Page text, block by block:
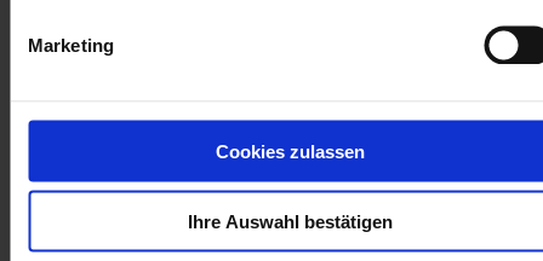
Marketing
Cookies zulassen
Ihre Auswahl bestätigen
with Xing
LinkedIn
email